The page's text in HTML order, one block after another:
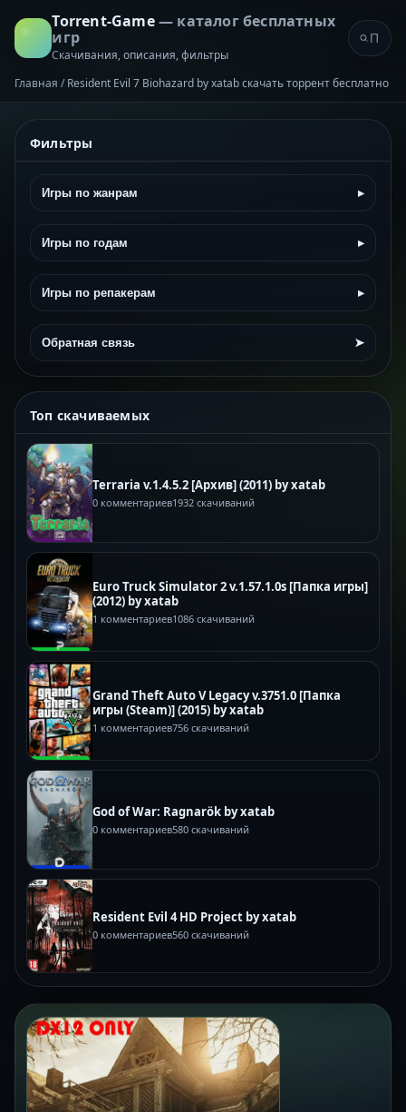
Torrent-Game— каталог бесплатных
игр
Скачивания, описания, фильтры
Главная / Resident Evil 7 Biohazard by xatab скачать торрент бесплатно
Фильтры
Игры по жанрам ▸
Игры по годам ▸
Игры по репакерам ▸
Обратная связь ➤
Топ скачиваемых
Terraria v.1.4.5.2 [Архив] (2011) by xatab
0 комментариев1932 скачиваний
Euro Truck Simulator 2 v.1.57.1.0s [Папка игры]
(2012) by xatab
1 комментариев1086 скачиваний
Grand Theft Auto V Legacy v.3751.0 [Папка
игры (Steam)] (2015) by xatab
1 комментариев756 скачиваний
God of War: Ragnarök by xatab
0 комментариев580 скачиваний
Resident Evil 4 HD Project by xatab
0 комментариев560 скачиваний